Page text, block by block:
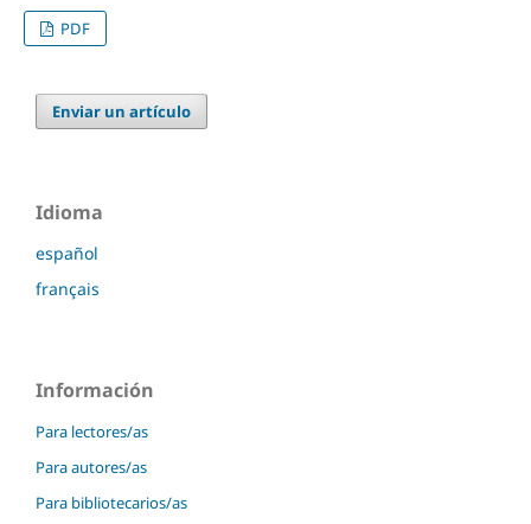
PDF
Enviar un artículo
Idioma
español
français
Información
Para lectores/as
Para autores/as
Para bibliotecarios/as